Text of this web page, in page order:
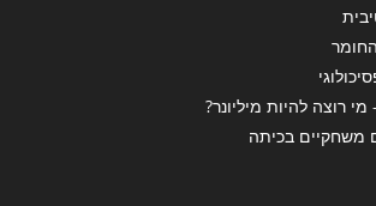
רוצה להיות מיליונר?
משחקיים בכיתה